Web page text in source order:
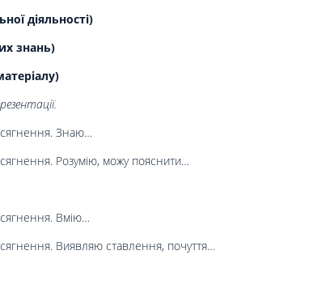
діяльності)
знань)
Знаю…
Розумію, можу пояснити…
Вмію…
Виявляю ставлення, почуття…